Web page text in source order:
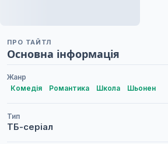
ПРО ТАЙТЛ
Основна інформація
Жанр
Комедія
Романтика Школа Шьонен
Тип
ТБ-серіал